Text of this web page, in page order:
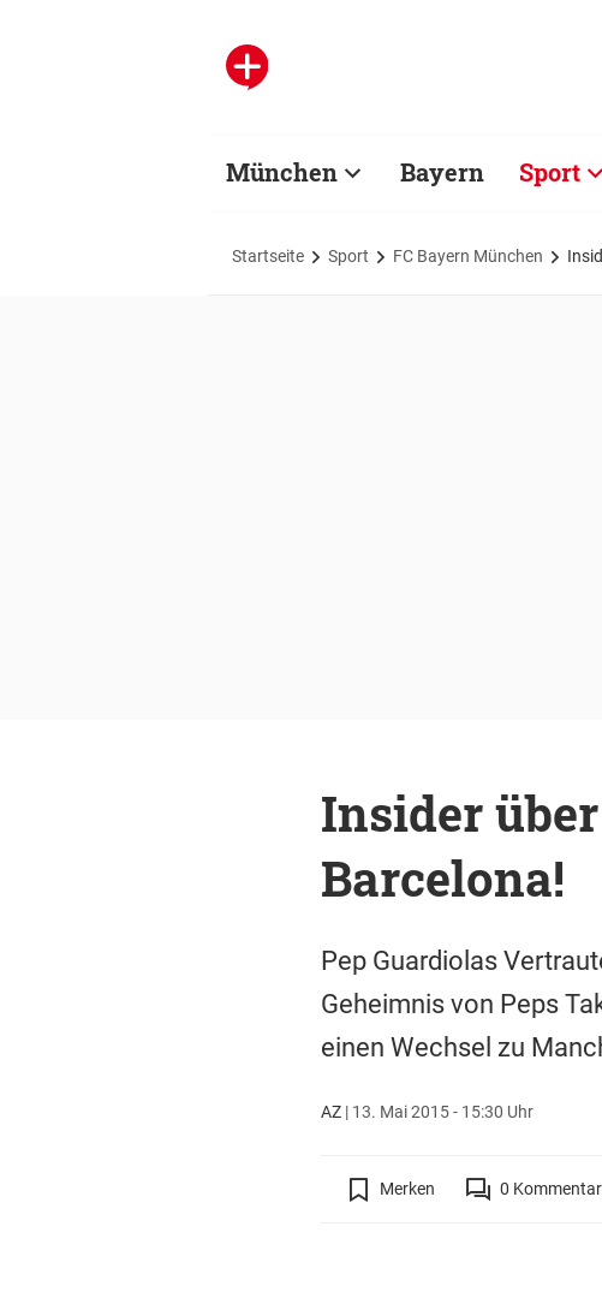
München Bayern Sport
Startseite Sport FC Bayern München
Insider
Barcelona!
Pep Guardiolas
Geheimnis von Peps
einen Wechsel zu
AZ| 13. Mai 2015 - 15:30 Uhr
Merken 0